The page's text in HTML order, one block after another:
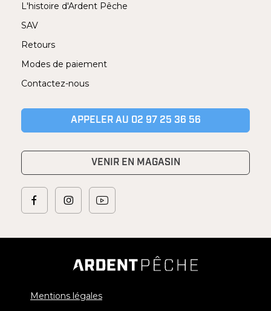
L'histoire d'Ardent Pêche
SAV
Retours
Modes de paiement
Contactez-nous
APPELER AU 02 97 25 36 56
VENIR EN MAGASIN
Mentions légales